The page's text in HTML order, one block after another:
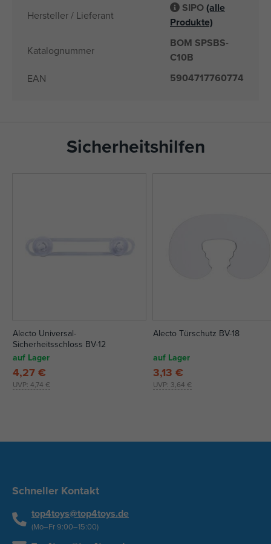
Hersteller / Lieferant
SIPO(alle
Produkte)
Katalognummer
BOM SPSBS-
C10B
EAN 5904717760774
Sicherheitshilfen
Alecto Universal-
Sicherheitsschloss BV-12
auf Lager
UVP: 4,74 €
4,27 €
Alecto Türschutz BV-18
auf Lager
UVP: 3,64 €
3,13 €
Schneller Kontakt
top4toys@top4toys.de
(Mo–Fr 9:00–15:00)